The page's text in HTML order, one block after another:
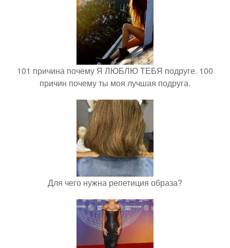
101 причина почему Я ЛЮБЛЮ ТЕБЯ подруге. 100
причин почему ты моя лучшая подруга.
Для чего нужна репетиция образа?